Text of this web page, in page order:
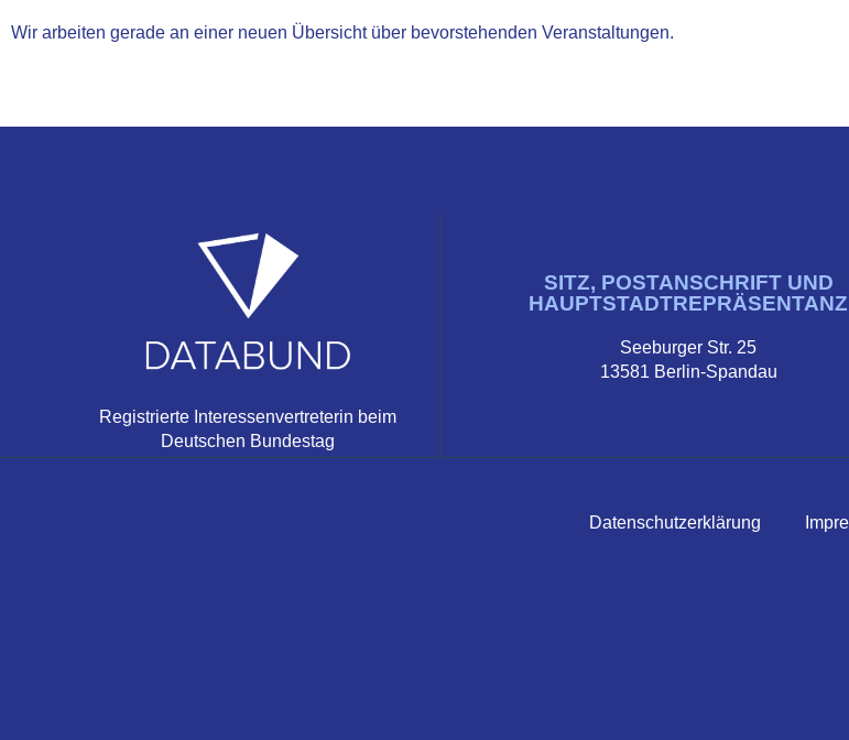
Wir arbeiten gerade an einer neuen Übersicht über bevorstehenden Veranstaltungen.
Registrierte Interessenvertreterin beim
Deutschen Bundestag
SITZ, POSTANSCHRIFT UND
HAUPTSTADTREPRÄSENTANZ
Seeburger Str. 25
13581 Berlin-Spandau
Datenschutzerklärung